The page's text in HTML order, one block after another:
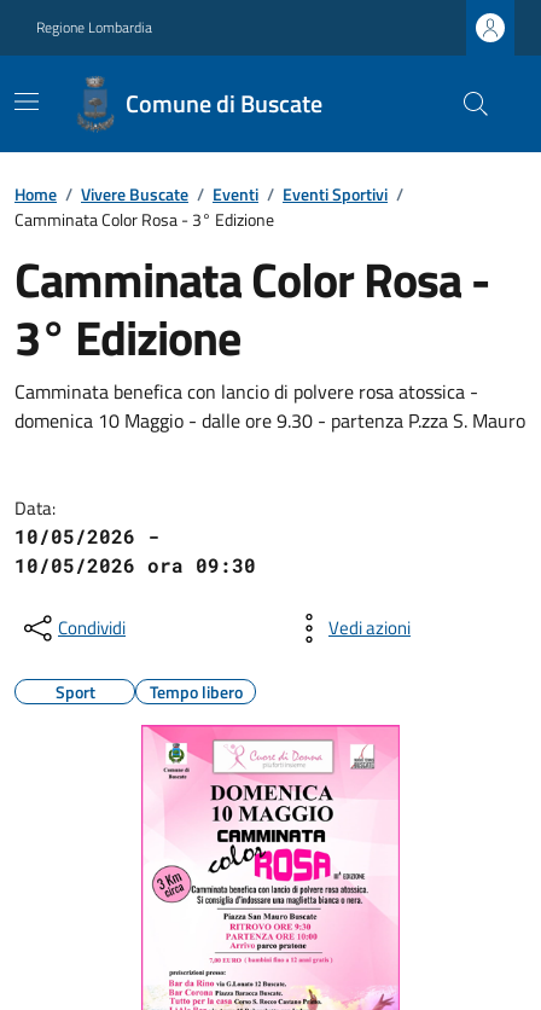
Regione Lombardia
Comune di Buscate
Home / Vivere Buscate / Eventi / Eventi Sportivi /
Camminata Color Rosa - 3° Edizione
Camminata Color Rosa -
3° Edizione
Camminata benefica con lancio di polvere rosa atossica -
domenica 10 Maggio - dalle ore 9.30 - partenza P.zza S. Mauro
Data:
10/05/2026 -
10/05/2026 ora 09:30
Condividi Vedi azioni
Sport Tempo libero